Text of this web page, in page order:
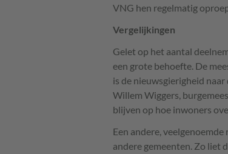
VNG hen regelmatig
Vergelijkingen
Gelet op het aantal
een grote behoefte. De
is de nieuwsgierigheid
Willem Wiggers,
blijven op hoe inwoners
Een andere,
andere gemeenten. Zo liet